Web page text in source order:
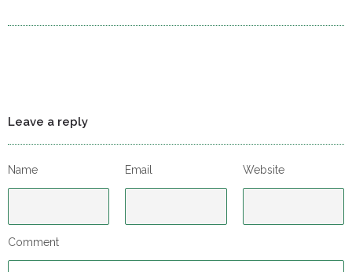
Leave a reply
Name Email Website
Comment